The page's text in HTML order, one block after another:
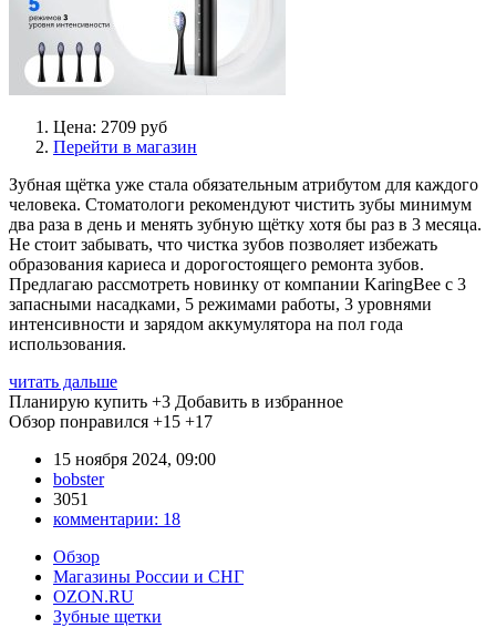
Цена: 2709 руб
Перейти в магазин
Зубная щётка уже стала обязательным атрибутом для каждого
человека. Стоматологи рекомендуют чистить зубы минимум
два раза в день и менять зубную щётку хотя бы раз в 3 месяца.
Не стоит забывать, что чистка зубов позволяет избежать
образования кариеса и дорогостоящего ремонта зубов.
Предлагаю рассмотреть новинку от компании KaringBee с 3
запасными насадками, 5 режимами работы, 3 уровнями
интенсивности и зарядом аккумулятора на пол года
использования.
читать дальше
Планирую купить +3 Добавить в избранное
Обзор понравился +15 +17
15 ноября 2024, 09:00
bobster
3051
комментарии: 18
Обзор
Магазины России и СНГ
OZON.RU
Зубные щетки